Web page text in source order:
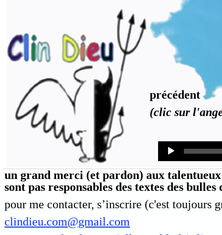
un grand merci (et pardon) aux
sont pas responsables des textes des
pour me contacter, s’inscrire (c'est toujours
clindieu.com@gmail.com
précédent
(clic sur
Audio
Player